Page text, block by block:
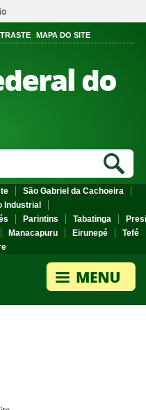
MAPA DO SITE
do
São Gabriel da Cachoeira
Industrial
Parintins Tabatinga
Manacapuru Eirunepé
Tefé